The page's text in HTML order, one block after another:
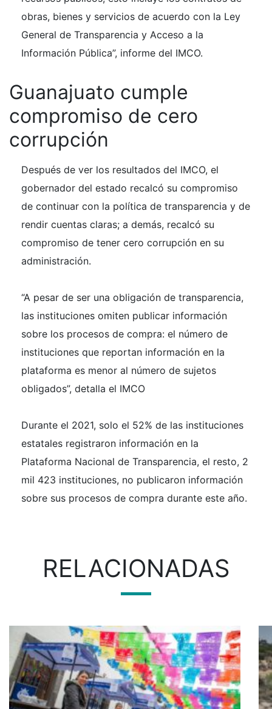
obras, bienes y servicios de acuerdo con la Ley
General de Transparencia y Acceso a la
Información Pública”, informe del IMCO.
Guanajuato cumple
compromiso de cero
corrupción
Después de ver los resultados del IMCO, el
gobernador del estado recalcó su compromiso
de continuar con la política de transparencia y de
rendir cuentas claras; a demás, recalcó su
compromiso de tener cero corrupción en su
administración.
“A pesar de ser una obligación de transparencia,
las instituciones omiten publicar información
sobre los procesos de compra: el número de
instituciones que reportan información en la
plataforma es menor al número de sujetos
obligados”, detalla el IMCO
Durante el 2021, solo el 52% de las instituciones
estatales registraron información en la
Plataforma Nacional de Transparencia, el resto, 2
mil 423 instituciones, no publicaron información
sobre sus procesos de compra durante este año.
RELACIONADAS